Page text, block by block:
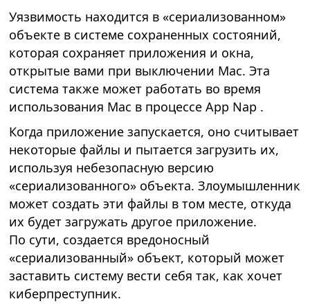
Уязвимость находится в «сериализованном»
объекте в системе сохраненных состояний,
которая сохраняет приложения и окна,
открытые вами при выключении Mac. Эта
система также может работать во время
использования Mac в процессе App Nap .
Когда приложение запускается, оно считывает
некоторые файлы и пытается загрузить их,
используя небезопасную версию
«сериализованного» объекта. Злоумышленник
может создать эти файлы в том месте, откуда
их будет загружать другое приложение.
По сути, создается вредоносный
«сериализованный» объект, который может
заставить систему вести себя так, как хочет
киберпреступник.